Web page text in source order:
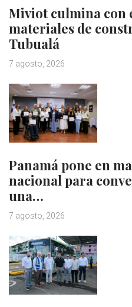
Miviot culmina con
materiales de
Tubualá
7 agosto, 2026
Panamá pone en
nacional para
una…
7 agosto, 2026